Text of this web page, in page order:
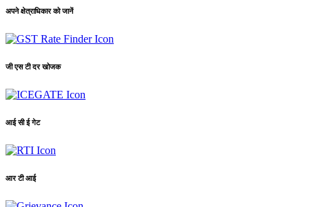
अपने क्षेत्राधिकार को जानें
जी एस टी दर खोजक
आई सी ई गेट
आर टी आई